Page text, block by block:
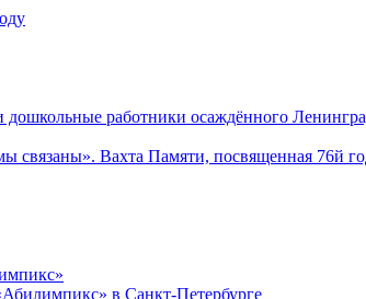
работники осаждённого
связаны». Вахта Памяти, посвященная 76й
в Санкт-Петербурге